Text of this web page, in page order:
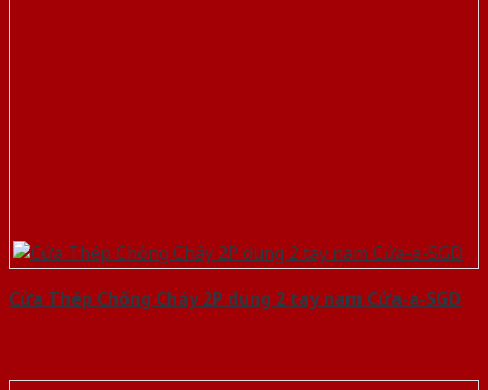
Cửa Thép Chống Cháy 2P dung 2 tay nam Cửa-a-SGD